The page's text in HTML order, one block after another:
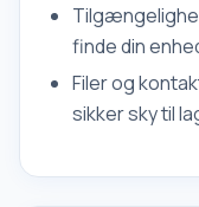
finde din
Filer og
sikker sky til